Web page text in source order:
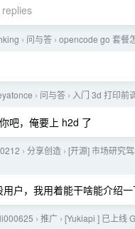
replies
› 问与答 › opencode go 套餐
› 问与答 › 入门 3d 打印前
吧，俺要上 h2d 了
› 分享创造 › [开源] 市场研究
户，我用着能干啥能介绍
› 推广 › [Yukiapi ] 已上线